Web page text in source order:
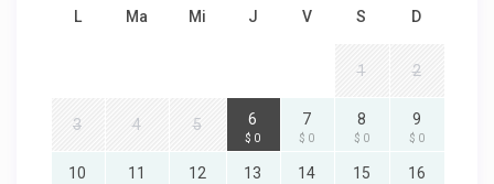
L Ma Mi J V S D
1 2
3 4 5 6
$ 0
7
$ 0
8
$ 0
9
$ 0
10 11 12 13 14 15 16